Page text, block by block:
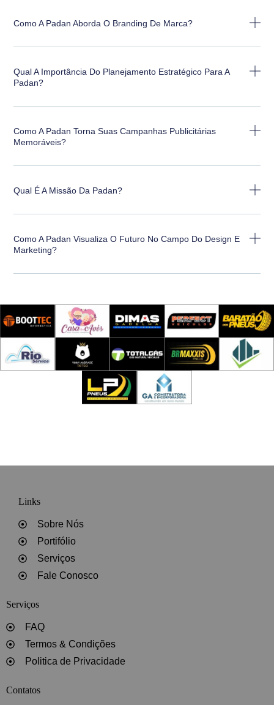
Como A Padan Aborda O Branding De Marca?
Qual A Importância Do Planejamento Estratégico Para A
Padan?
Como A Padan Torna Suas Campanhas Publicitárias
Memoráveis?
Qual É A Missão Da Padan?
Como A Padan Visualiza O Futuro No Campo Do Design E
Marketing?
Links
Sobre Nós
Portifólio
Serviços
Fale Conosco
Serviços
FAQ
Termos & Condições
Politica de Privacidade
Contatos